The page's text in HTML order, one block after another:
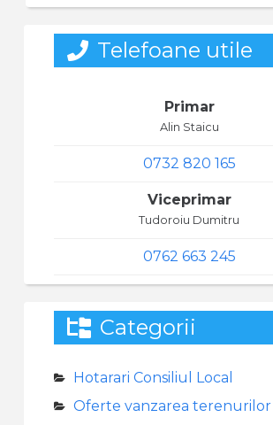
Telefoane utile
Primar
Alin Staicu
0732 820 165
Viceprimar
Tudoroiu Dumitru
0762 663 245
Categorii
Hotarari Consiliul Local
Oferte vanzarea terenurilor